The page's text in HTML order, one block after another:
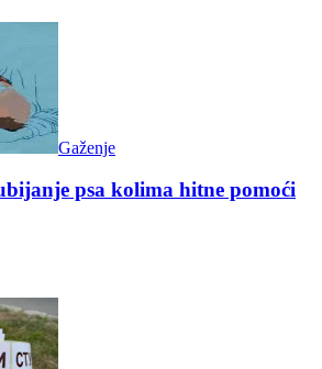
Gaženje
psa kolima hitne pomoći